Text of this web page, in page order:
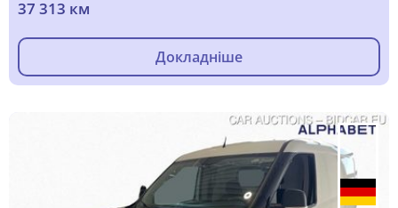
37 313 км
Докладніше